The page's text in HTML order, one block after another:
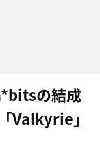
の結成
Valkyrie」